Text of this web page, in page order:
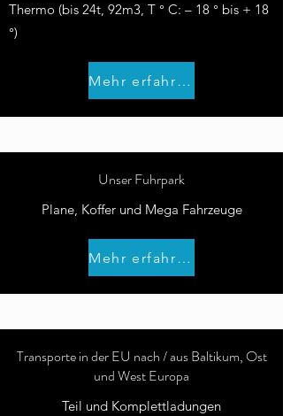
Thermo (bis 24t, 92m3, T ° C: – 18 ° bis + 18
°)
Mehr erfahren
Unser Fuhrpark
Plane, Koffer und Mega Fahrzeuge
Mehr erfahren
Transporte in der EU nach / aus Baltikum, Ost
und West Europa
Teil und Komplettladungen